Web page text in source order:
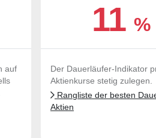
auf
11%
Der Dauerläufer-Indikator
Aktienkurse stetig zulegen.
Rangliste der besten
Aktien